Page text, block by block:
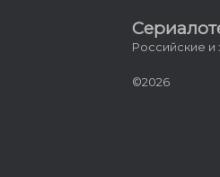
Российские
©2026